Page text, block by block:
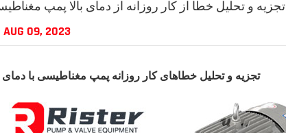
تجزیه و تحلیل خطا از کار روزانه از دمای بالا پمپ
AUG 09, 2023
تجزیه و تحلیل خطاهای کار روزانهپمپ مغناطیسی با دمای